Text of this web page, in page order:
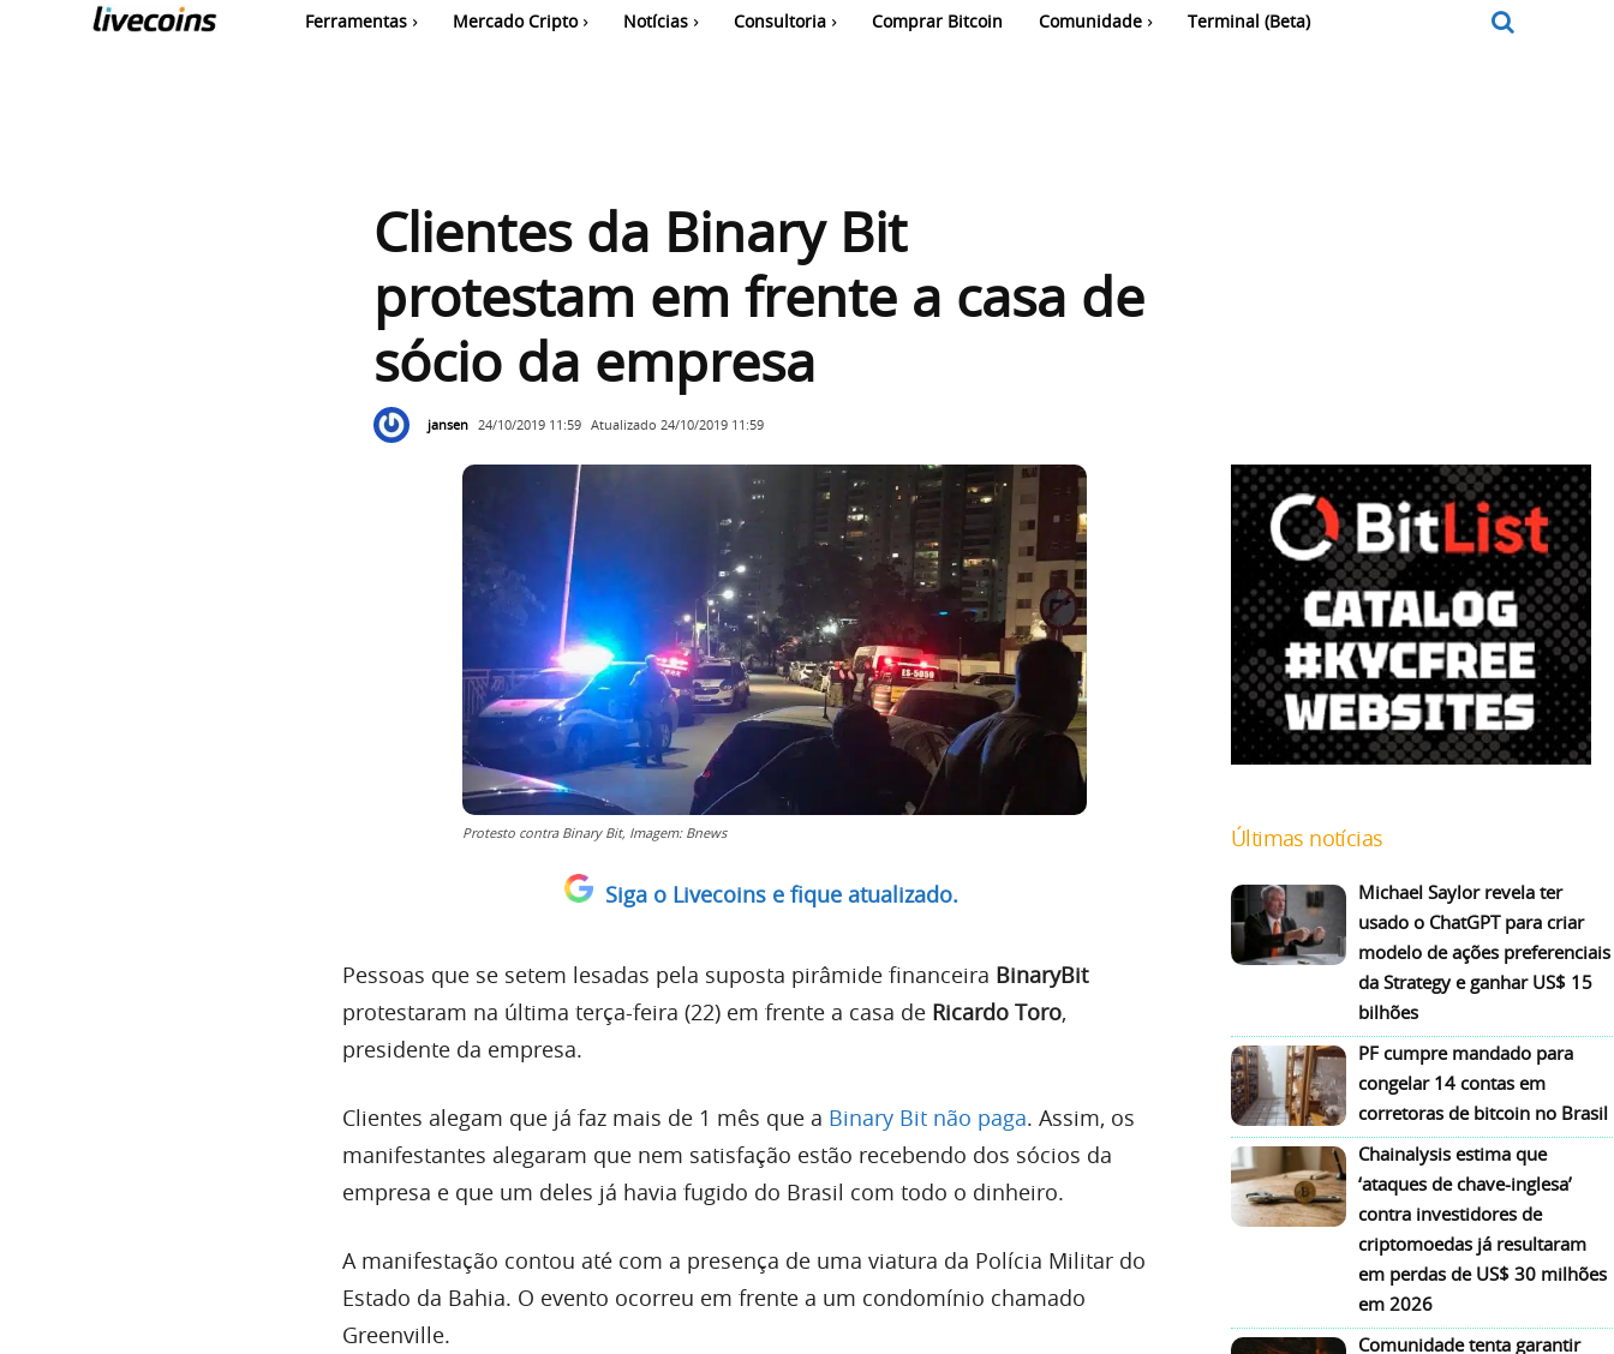
Ferramentas Mercado Cripto Notícias Consultoria Comprar Bitcoin Comunidade Terminal (Beta)
Clientes da Binary Bit
protestam em frente a casa de
sócio da empresa
jansen 24/10/2019 11:59 Atualizado 24/10/2019 11:59
Protesto contra Binary Bit, Imagem: Bnews
Siga o Livecoins e fique atualizado.
Pessoas que se setem lesadas pela suposta pirâmide financeira BinaryBit
protestaram na última terça-feira (22) em frente a casa de Ricardo Toro,
presidente da empresa.
Clientes alegam que já faz mais de 1 mês que a Binary Bit não paga. Assim, os
manifestantes alegaram que nem satisfação estão recebendo dos sócios da
empresa e que um deles já havia fugido do Brasil com todo o dinheiro.
A manifestação contou até com a presença de uma viatura da Polícia Militar do
Estado da Bahia. O evento ocorreu em frente a um condomínio chamado
Greenville.
Últimas notícias
Michael Saylor revela ter
usado o ChatGPT para criar
modelo de ações preferenciais
da Strategy e ganhar US$ 15
bilhões
PF cumpre mandado para
congelar 14 contas em
corretoras de bitcoin no Brasil
Chainalysis estima que
‘ataques de chave-inglesa’
contra investidores de
criptomoedas já resultaram
em perdas de US$ 30 milhões
em 2026
Comunidade tenta garantir